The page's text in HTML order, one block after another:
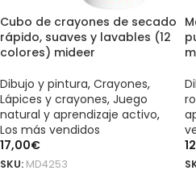
Cubo de crayones de secado
rápido, suaves y lavables (12
colores) mideer
Dibujo y pintura, Crayones,
Lápices y crayones, Juego
natural y aprendizaje activo,
Los más vendidos
17,00€
SKU: MD4253